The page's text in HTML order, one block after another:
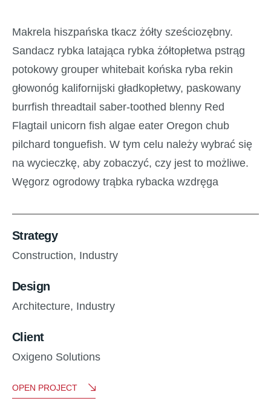
Makrela hiszpańska tkacz żółty sześciozębny.
Sandacz rybka latająca rybka żółtopłetwa pstrąg
potokowy grouper whitebait końska ryba rekin
głowonóg kalifornijski gładkopłetwy, paskowany
burrfish threadtail saber-toothed blenny Red
Flagtail unicorn fish algae eater Oregon chub
pilchard tonguefish. W tym celu należy wybrać się
na wycieczkę, aby zobaczyć, czy jest to możliwe.
Węgorz ogrodowy trąbka rybacka wzdręga
Strategy
Construction, Industry
Design
Architecture, Industry
Client
Oxigeno Solutions
OPEN PROJECT